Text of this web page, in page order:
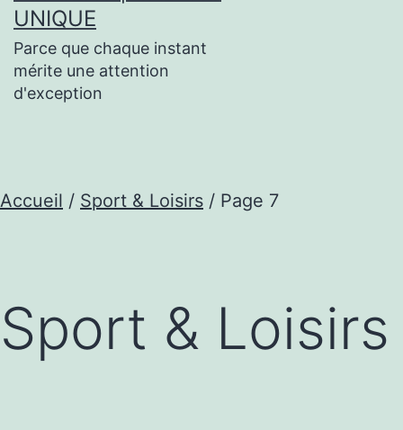
UNIQUE
Parce que chaque instant
mérite une attention
d'exception
Accueil / Sport & Loisirs / Page 7
Sport & Loisirs